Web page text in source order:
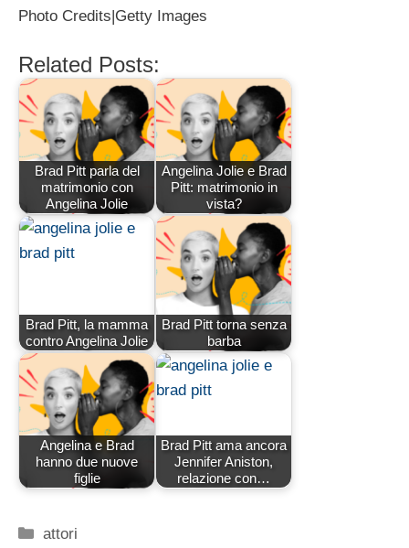
Photo Credits|Getty Images
Related Posts:
Brad Pitt parla del
matrimonio con
Angelina Jolie
Angelina Jolie e Brad
Pitt: matrimonio in
vista?
Brad Pitt, la mamma
contro Angelina Jolie
Brad Pitt torna senza
barba
Angelina e Brad
hanno due nuove
figlie
Brad Pitt ama ancora
Jennifer Aniston,
relazione con…
Categorie
attori